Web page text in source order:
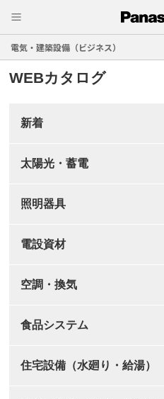
電気・建築設備（ビジネス）
WEBカタログ
新着
太陽光・蓄電
照明器具
電設資材
空調・換気
食品システム
住宅設備（水廻り・給湯）